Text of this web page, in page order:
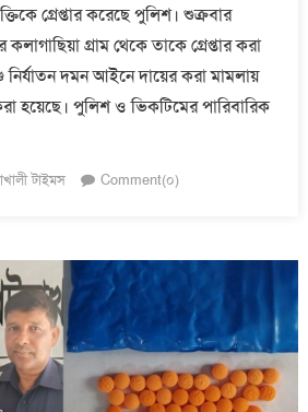
গ্রেপ্তার করেছে পুলিশ। শুক্রবার
গ্রাম থেকে তাকে গ্রেপ্তার করা
নির্যাতন দমন আইনে দায়ের করা মামলায়
হয়েছে। পুলিশ ও ভিকটিমের পারিবারিক
টাইমস Comment(০)